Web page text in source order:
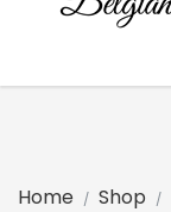
Home Shop